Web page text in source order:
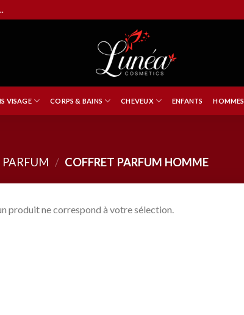
VISAGE CORPS & BAINS CHEVEUX ENFANTS HOMMES
/ COFFRET PARFUM HOMME
produit ne correspond à votre sélection.